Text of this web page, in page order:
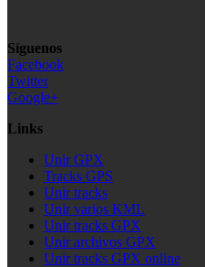
Síguenos
Facebook
Twitter
Google+
Links
Unir GPX
Tracks GPS
Unir tracks
Unir varios KML
Unir tracks GPX
Unir archivos GPX
Unir tracks GPX online